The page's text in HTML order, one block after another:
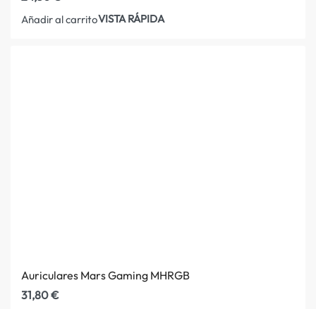
Añadir al carritoVISTA RÁPIDA
Auriculares Mars Gaming MHRGB
31,80€